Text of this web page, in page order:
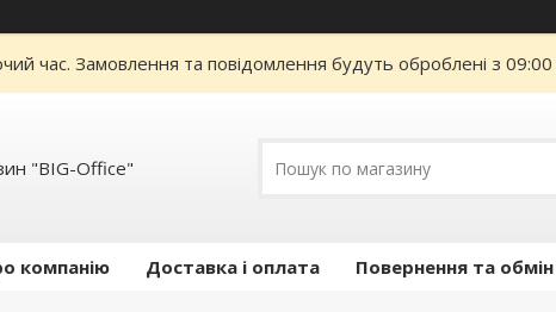
час. Замовлення та повідомлення будуть оброблені з
"BIG-Office"
компанію Доставка і оплата Повернення та обмін